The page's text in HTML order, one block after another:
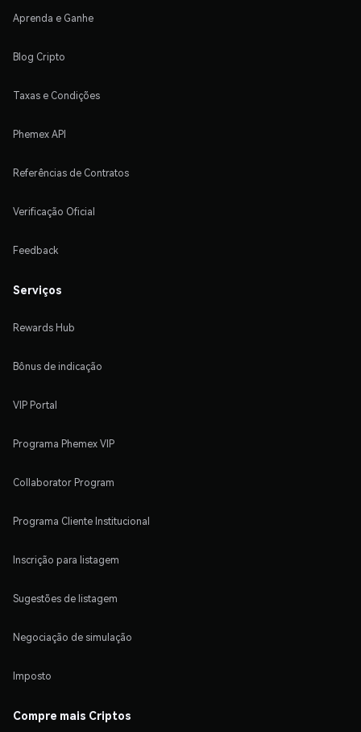
Aprenda e Ganhe
Blog Cripto
Taxas e Condições
Phemex API
Referências de Contratos
Verificação Oficial
Feedback
Serviços
Rewards Hub
Bônus de indicação
VIP Portal
Programa Phemex VIP
Collaborator Program
Programa Cliente Institucional
Inscrição para listagem
Sugestões de listagem
Negociação de simulação
Imposto
Compre mais Criptos